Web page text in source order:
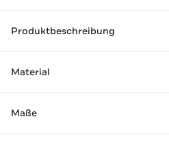
Produktbeschreibung
Material
Maße